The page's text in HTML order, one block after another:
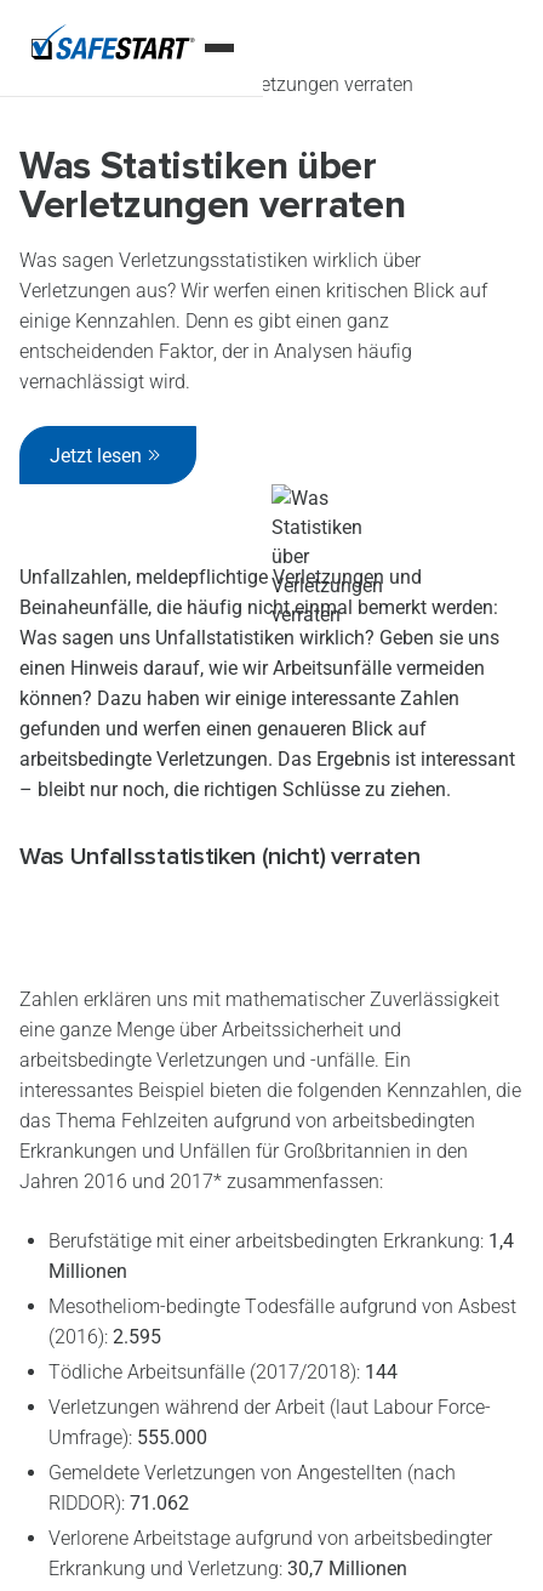
Startseite
Blog
Was Statistiken über Verletzungen verraten
Was Statistiken über
Verletzungen verraten
Was sagen Verletzungsstatistiken wirklich über
Verletzungen aus? Wir werfen einen kritischen Blick auf
einige Kennzahlen. Denn es gibt einen ganz
entscheidenden Faktor, der in Analysen häufig
vernachlässigt wird.
Jetzt lesen
Unfallzahlen, meldepflichtige Verletzungen und
Beinaheunfälle, die häufig nicht einmal bemerkt werden:
Was sagen uns Unfallstatistiken wirklich? Geben sie uns
einen Hinweis darauf, wie wir Arbeitsunfälle vermeiden
können? Dazu haben wir einige interessante Zahlen
gefunden und werfen einen genaueren Blick auf
arbeitsbedingte Verletzungen. Das Ergebnis ist interessant
– bleibt nur noch, die richtigen Schlüsse zu ziehen.
Was Unfallsstatistiken (nicht) verraten
Zahlen erklären uns mit mathematischer Zuverlässigkeit
eine ganze Menge über Arbeitssicherheit und
arbeitsbedingte Verletzungen und -unfälle. Ein
interessantes Beispiel bieten die folgenden Kennzahlen, die
das Thema Fehlzeiten aufgrund von arbeitsbedingten
Erkrankungen und Unfällen für Großbritannien in den
Jahren 2016 und 2017* zusammenfassen:
Berufstätige mit einer arbeitsbedingten Erkrankung: 1,4
Millionen
Mesotheliom-bedingte Todesfälle aufgrund von Asbest
(2016): 2.595
Tödliche Arbeitsunfälle (2017/2018): 144
Verletzungen während der Arbeit (laut Labour Force-
Umfrage): 555.000
Gemeldete Verletzungen von Angestellten (nach
RIDDOR): 71.062
Verlorene Arbeitstage aufgrund von arbeitsbedingter
Erkrankung und Verletzung: 30,7 Millionen